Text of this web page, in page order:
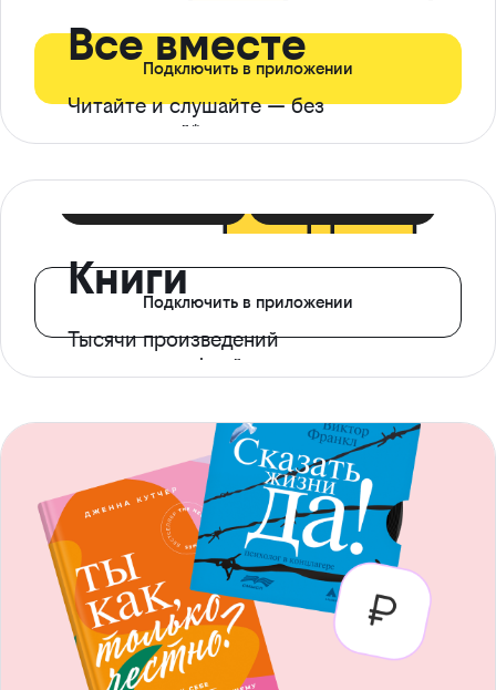
Все вместе
Читайте и слушайте — без
ограничений*
Подключить в приложении
Книги
Тысячи произведений
с доступом офлайн
Подключить в приложении